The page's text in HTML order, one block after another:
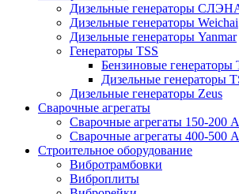
Дизельные генераторы
Дизельные генераторы Weichai
Дизельные генераторы Yanmar
Генераторы TSS
Бензиновые генераторы
Дизельные генераторы
Дизельные генераторы Zeus
Сварочные агрегаты
Сварочные агрегаты 150-200 А
Сварочные агрегаты 400-500 А
Строительное оборудование
Вибротрамбовки
Виброплиты